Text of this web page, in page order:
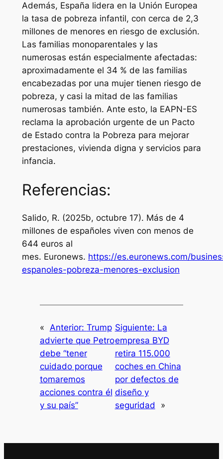
Además, España lidera en la Unión Europea
la tasa de pobreza infantil, con cerca de 2,3
millones de menores en riesgo de exclusión.
Las familias monoparentales y las
numerosas están especialmente afectadas:
aproximadamente el 34 % de las familias
encabezadas por una mujer tienen riesgo de
pobreza, y casi la mitad de las familias
numerosas también. Ante esto, la EAPN-ES
reclama la aprobación urgente de un Pacto
de Estado contra la Pobreza para mejorar
prestaciones, vivienda digna y servicios para
infancia.
Referencias:
Salido, R. (2025b, octubre 17). Más de 4
millones de españoles viven con menos de
644 euros al
mes. Euronews. https://es.euronews.com/
espanoles-pobreza-menores-exclusion
« Anterior: Trump
advierte que Petro
debe “tener
cuidado porque
tomaremos
acciones contra él
y su país”
Siguiente: La
empresa BYD
retira 115.000
coches en China
por defectos de
diseño y
seguridad
»